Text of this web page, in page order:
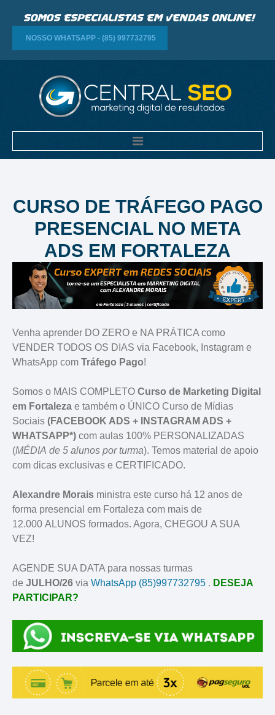
NOSSO WHATSAPP - (85) 997732795
CURSO DE TRÁFEGO PAGO
PRESENCIAL NO META
ADS EM FORTALEZA
Venha aprender DO ZERO e NA PRÁTICA como
VENDER TODOS OS DIAS via Facebook, Instagram e
WhatsApp com Tráfego Pago!
Somos o MAIS COMPLETO Curso de Marketing Digital
em Fortaleza e também o ÚNICO Curso de Mídias
Sociais (FACEBOOK ADS + INSTAGRAM ADS +
WHATSAPP*) com aulas 100% PERSONALIZADAS
(MÉDIA de 5 alunos por turma). Temos material de apoio
com dicas exclusivas e CERTIFICADO.
Alexandre Morais ministra este curso há 12 anos de
forma presencial em Fortaleza com mais de
12.000 ALUNOS formados. Agora, CHEGOU A SUA
VEZ!
AGENDE SUA DATA para nossas turmas
de JULHO/26 via WhatsApp (85)997732795 . DESEJA
PARTICIPAR?